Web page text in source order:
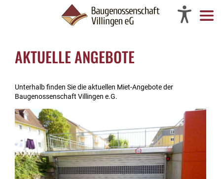
AKTUELLE ANGEBOTE
Unterhalb finden Sie die aktuellen Miet-Angebote der
Baugenossenschaft Villingen e.G.